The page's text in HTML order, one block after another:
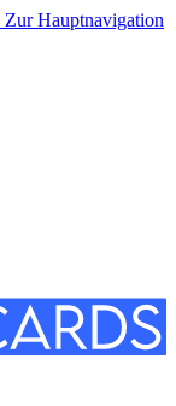
Zur Hauptnavigation